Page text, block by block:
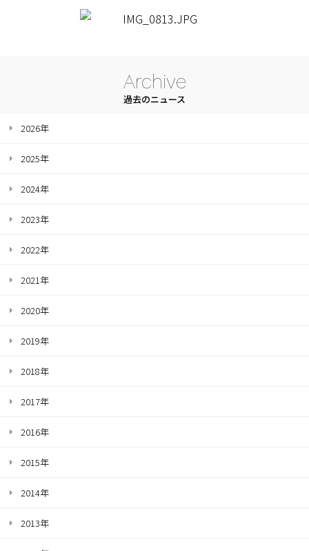
Archive
過去のニュース
2026年
2025年
2024年
2023年
2022年
2021年
2020年
2019年
2018年
2017年
2016年
2015年
2014年
2013年